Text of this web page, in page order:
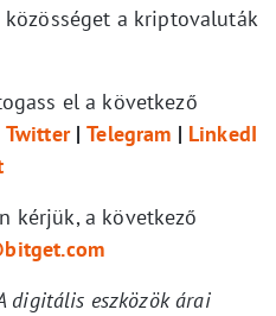
a kriptovaluták
el a következő
Twitter|Telegram | LinkedI
kérjük, a következő
digitális eszközök árai